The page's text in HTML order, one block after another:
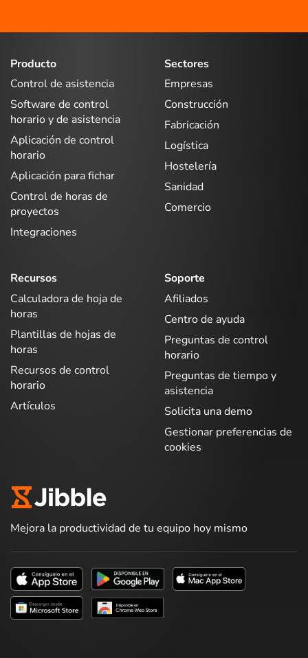
Producto
Control de asistencia
Software de control
horario y de asistencia
Aplicación de control
horario
Aplicación para fichar
Control de horas de
proyectos
Integraciones
Sectores
Empresas
Construcción
Fabricación
Logística
Hostelería
Sanidad
Comercio
Recursos
Calculadora de hoja de
horas
Plantillas de hojas de
horas
Recursos de control
horario
Artículos
Soporte
Afiliados
Centro de ayuda
Preguntas de control
horario
Preguntas de tiempo y
asistencia
Solicita una demo
Gestionar preferencias de
cookies
Mejora la productividad de tu equipo hoy mismo